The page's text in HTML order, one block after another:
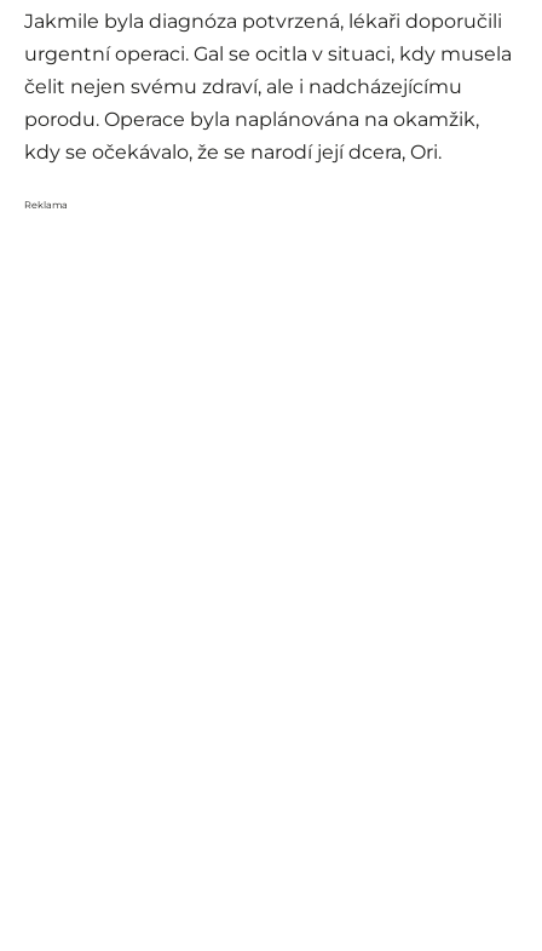
Jakmile byla diagnóza potvrzená, lékaři doporučili
urgentní operaci. Gal se ocitla v situaci, kdy musela
čelit nejen svému zdraví, ale i nadcházejícímu
porodu. Operace byla naplánována na okamžik,
kdy se očekávalo, že se narodí její dcera, Ori.
Reklama